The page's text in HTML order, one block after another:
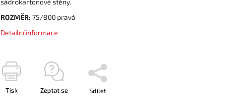
sádrokartonové stěny.
ROZMĚR: 75/800 pravá
Detailní informace
Tisk Zeptat se Sdílet